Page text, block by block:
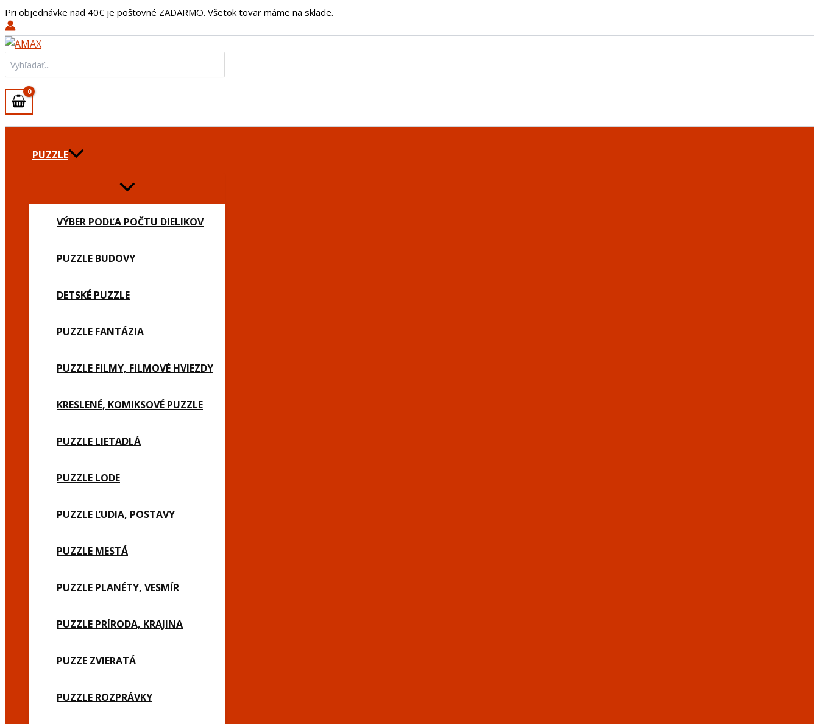
Preskočiť
na
obsah
Pri objednávke nad 40€ je poštovné ZADARMO. Všetok tovar máme na sklade.
for:
PUZZLE
VÝBER PODĽA POČTU DIELIKOV
PUZZLE BUDOVY
DETSKÉ PUZZLE
PUZZLE FANTÁZIA
PUZZLE FILMY, FILMOVÉ HVIEZDY
KRESLENÉ, KOMIKSOVÉ PUZZLE
PUZZLE LIETADLÁ
PUZZLE LODE
PUZZLE ĽUDIA, POSTAVY
PUZZLE MESTÁ
PUZZLE PLANÉTY, VESMÍR
PUZZLE PRÍRODA, KRAJINA
PUZZE ZVIERATÁ
PUZZLE ROZPRÁVKY
Crystal
Puzzle
-
Auto
červené,
veterán